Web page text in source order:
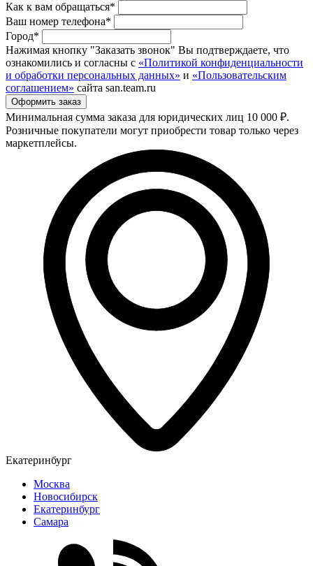
Как к вам обращаться*
Ваш номер телефона*
Город*
Нажимая кнопку "Заказать звонок" Вы подтверждаете, что
ознакомились и согласны с «Политикой конфиденциальности
и обработки персональных данных» и «Пользовательским
соглашением» сайта san.team.ru
Минимальная сумма заказа для юридических лиц 10 000 ₽.
Розничные покупатели могут приобрести товар только через
маркетплейсы.
Екатеринбург
Москва
Новосибирск
Екатеринбург
Самара